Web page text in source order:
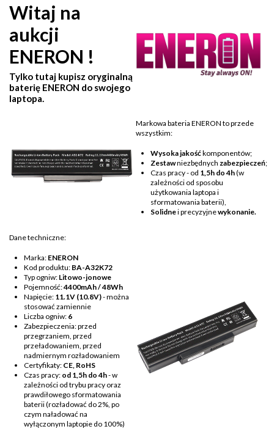
Witaj na
aukcji
ENERON !
Tylko tutaj kupisz oryginalną
baterię ENERON do swojego
laptopa.
Markowa bateria ENERON to przede
wszystkim:
Wysoka jakośćkomponentów;
Zestawniezbędnych zabezpieczeń;
Czas pracy - od 1,5h do 4h(w
zależności od sposobu
użytkowania laptopa i
sformatowania baterii),
Solidnei precyzyjnewykonanie.
Dane techniczne:
Marka: ENERON
Kod produktu: BA-A32K72
Typ ogniw: Litowo-jonowe
Pojemność:4400mAh / 48Wh
Napięcie: 11.1V (10.8V)- można
stosować zamiennie
Liczba ogniw: 6
Zabezpieczenia: przed
przegrzaniem, przed
przeładowaniem, przed
nadmiernym rozładowaniem
Certyfikaty: CE, RoHS
Czas pracy: od 1,5h do 4h- w
zależności od trybu pracy oraz
prawdiłowego sformatowania
baterii (rozładować do 2%, po
czym naładować na
wyłączonym laptopie do 100%)